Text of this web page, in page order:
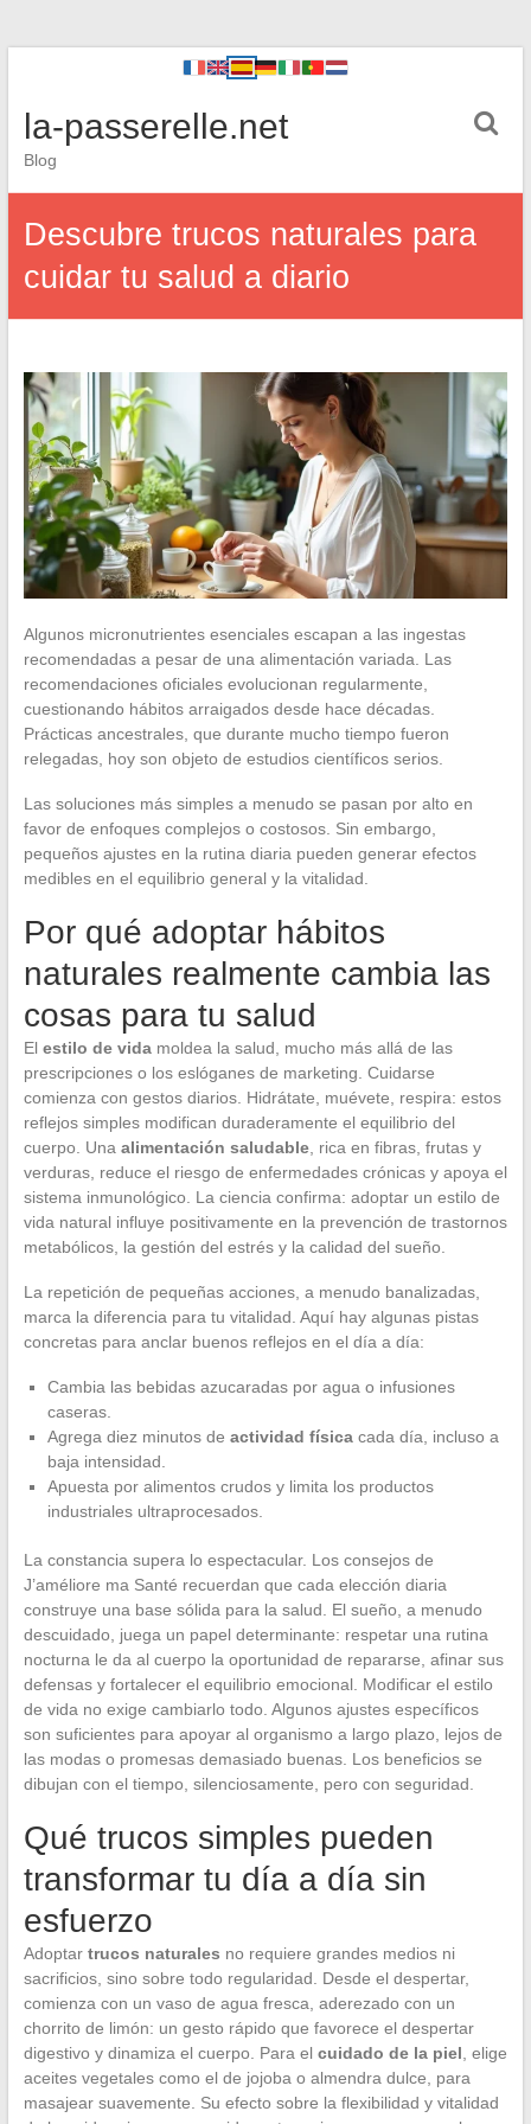
la-passerelle.net
Blog
Descubre trucos naturales para
cuidar tu salud a diario
Algunos micronutrientes esenciales escapan a las ingestas
recomendadas a pesar de una alimentación variada. Las
recomendaciones oficiales evolucionan regularmente,
cuestionando hábitos arraigados desde hace décadas.
Prácticas ancestrales, que durante mucho tiempo fueron
relegadas, hoy son objeto de estudios científicos serios.
Las soluciones más simples a menudo se pasan por alto en
favor de enfoques complejos o costosos. Sin embargo,
pequeños ajustes en la rutina diaria pueden generar efectos
medibles en el equilibrio general y la vitalidad.
Por qué adoptar hábitos
naturales realmente cambia las
cosas para tu salud
El estilo de vidamoldea la salud, mucho más allá de las
prescripciones o los eslóganes de marketing. Cuidarse
comienza con gestos diarios. Hidrátate, muévete, respira: estos
reflejos simples modifican duraderamente el equilibrio del
cuerpo. Una alimentación saludable, rica en fibras, frutas y
verduras, reduce el riesgo de enfermedades crónicas y apoya el
sistema inmunológico. La ciencia confirma: adoptar un estilo de
vida natural influye positivamente en la prevención de trastornos
metabólicos, la gestión del estrés y la calidad del sueño.
La repetición de pequeñas acciones, a menudo banalizadas,
marca la diferencia para tu vitalidad. Aquí hay algunas pistas
concretas para anclar buenos reflejos en el día a día:
Cambia las bebidas azucaradas por agua o infusiones
caseras.
Agrega diez minutos de actividad físicacada día, incluso a
baja intensidad.
Apuesta por alimentos crudos y limita los productos
industriales ultraprocesados.
La constancia supera lo espectacular. Los consejos de
J’améliore ma Santé recuerdan que cada elección diaria
construye una base sólida para la salud. El sueño, a menudo
descuidado, juega un papel determinante: respetar una rutina
nocturna le da al cuerpo la oportunidad de repararse, afinar sus
defensas y fortalecer el equilibrio emocional. Modificar el estilo
de vida no exige cambiarlo todo. Algunos ajustes específicos
son suficientes para apoyar al organismo a largo plazo, lejos de
las modas o promesas demasiado buenas. Los beneficios se
dibujan con el tiempo, silenciosamente, pero con seguridad.
Qué trucos simples pueden
transformar tu día a día sin
esfuerzo
Adoptar trucos naturales no requiere grandes medios ni
sacrificios, sino sobre todo regularidad. Desde el despertar,
comienza con un vaso de agua fresca, aderezado con un
chorrito de limón: un gesto rápido que favorece el despertar
digestivo y dinamiza el cuerpo. Para el cuidado de la piel , elige
aceites vegetales como el de jojoba o almendra dulce, para
masajear suavemente. Su efecto sobre la flexibilidad y vitalidad